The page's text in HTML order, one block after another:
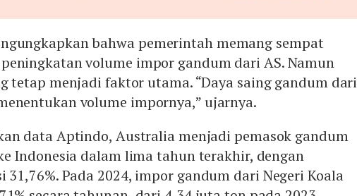
bahwa pemerintah memang sempat
volume impor gandum dari AS. Namun
tetap menjadi faktor utama. “Daya saing gandum dari
volume impornya,” ujarnya.
data Aptindo, Australia menjadi pemasok gandum
Indonesia dalam lima tahun terakhir, dengan
31,76%. Pada 2024, impor gandum dari Negeri Koala